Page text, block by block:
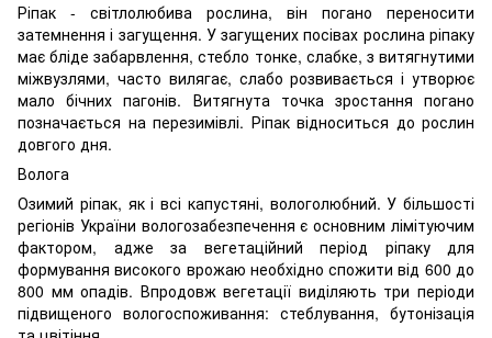
Ріпак - світлолюбива рослина, він погано переносити
затемнення і загущення. У загущених посівах рослина ріпаку
має бліде забарвлення, стебло тонке, слабке, з витягнутими
міжвузлями, часто вилягає, слабо розвивається і утворює
мало бічних пагонів. Витягнута точка зростання погано
позначається на перезимівлі. Ріпак відноситься до рослин
довгого дня.
Волога
Озимий ріпак, як і всі капустяні, вологолюбний. У більшості
регіонів України вологозабезпечення є основним лімітуючим
фактором, адже за вегетаційний період ріпаку для
формування високого врожаю необхідно спожити від 600 до
800 мм опадів. Впродовж вегетації виділяють три періоди
підвищеного вологоспоживання: стеблування, бутонізація